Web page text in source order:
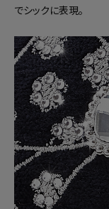
でシックに表現。